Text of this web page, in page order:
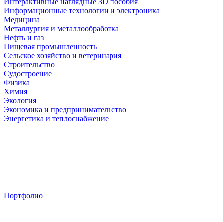
Интерактивные наглядные 3D пособия
Информационные технологии и электроника
Медицина
Металлургия и металлообработка
Нефть и газ
Пищевая промышленность
Сельское хозяйство и ветеринария
Строительство
Судостроение
Физика
Химия
Экология
Экономика и предпринимательство
Энергетика и теплоснабжение
Портфолио